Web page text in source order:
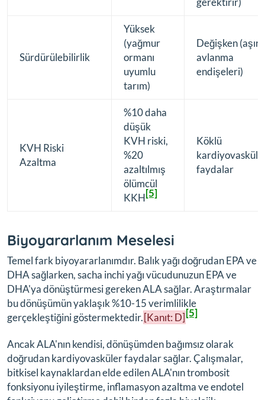
Sürdürülebilirlik
Yüksek
(yağmur
ormanı
uyumlu
tarım)
Değişken (aşırı
avlanma
endişeleri)
KVH Riski
Azaltma
%10 daha
düşük
KVH riski,
%20
azaltılmış
ölümcül
KKH[5]
Köklü
faydalar
Biyoyararlanım Meselesi
Temel fark biyoyararlanımdır. Balık yağı doğrudan EPA ve
DHA sağlarken, sacha inchi yağı vücudunuzun EPA ve
DHA'ya dönüştürmesi gereken ALA sağlar. Araştırmalar
bu dönüşümün yaklaşık %10-15 verimlilikle
gerçekleştiğini göstermektedir.[Kanıt: D][5]
Ancak ALA'nın kendisi, dönüşümden bağımsız olarak
doğrudan kardiyovasküler faydalar sağlar. Çalışmalar,
bitkisel kaynaklardan elde edilen ALA'nın trombosit
fonksiyonu iyileştirme, inflamasyon azaltma ve endotel